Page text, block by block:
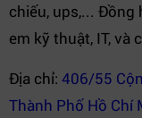
chiếu, ups,... Đồng
em kỹ thuật, IT, và
Địa chỉ: 406/55
Thành Phố Hồ Chí